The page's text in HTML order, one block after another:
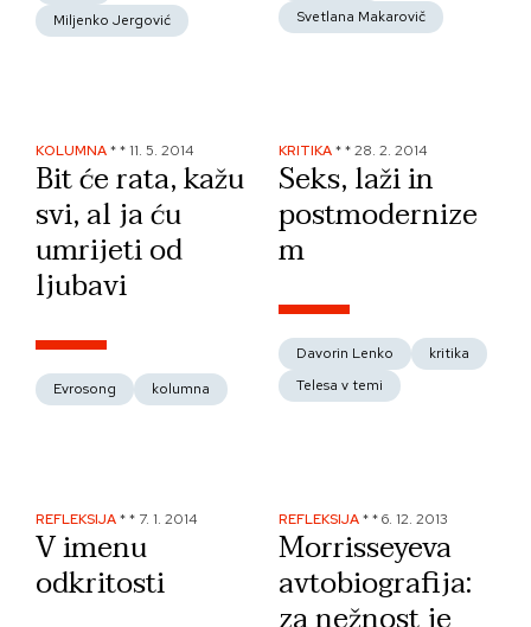
Miljenko Jergović
Svetlana Makarovič
KOLUMNA** 11. 5. 2014
Bit će rata, kažu
svi, al ja ću
umrijeti od
ljubavi
Evrosong kolumna
KRITIKA**28. 2. 2014
Seks, laži in
postmodernize
m
Davorin Lenko
kritika
Telesa v temi
REFLEKSIJA** 7. 1. 2014
V imenu
odkritosti
REFLEKSIJA**6. 12. 2013
Morrisseyeva
avtobiografija: